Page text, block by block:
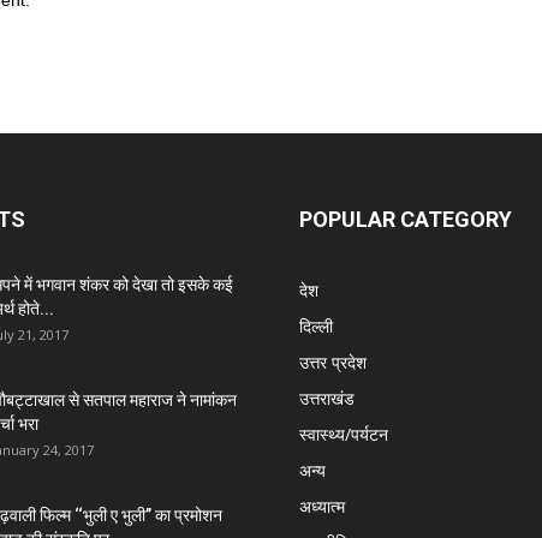
में भगवान शंकर को देखा तो इसके कई
होते...
21, 2017
से सतपाल महाराज ने नामांकन
भरा
24, 2017
फिल्म ‘‘भुली ए भुली’’ का प्रमोशन
POPULAR CATEGORY
देश
दिल्ली
उत्तर प्रदेश
उत्तराखंड
स्वास्थ्य/पर्यटन
अन्य
अध्यात्म